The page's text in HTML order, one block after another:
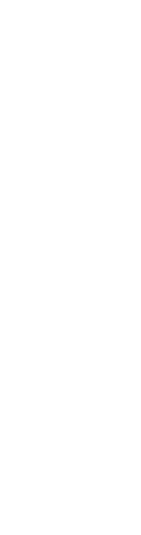
Les Can-Am
lorsqu’il
passager ou
prises en
des
quelques
TOP CASE